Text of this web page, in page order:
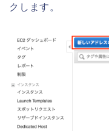
クします。